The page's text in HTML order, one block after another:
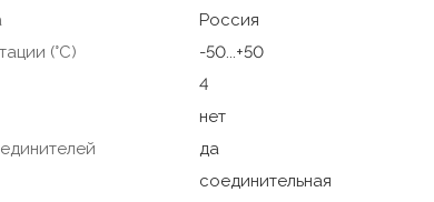
Россия
(°С)
-50...+50
4
нет
да
соединительная